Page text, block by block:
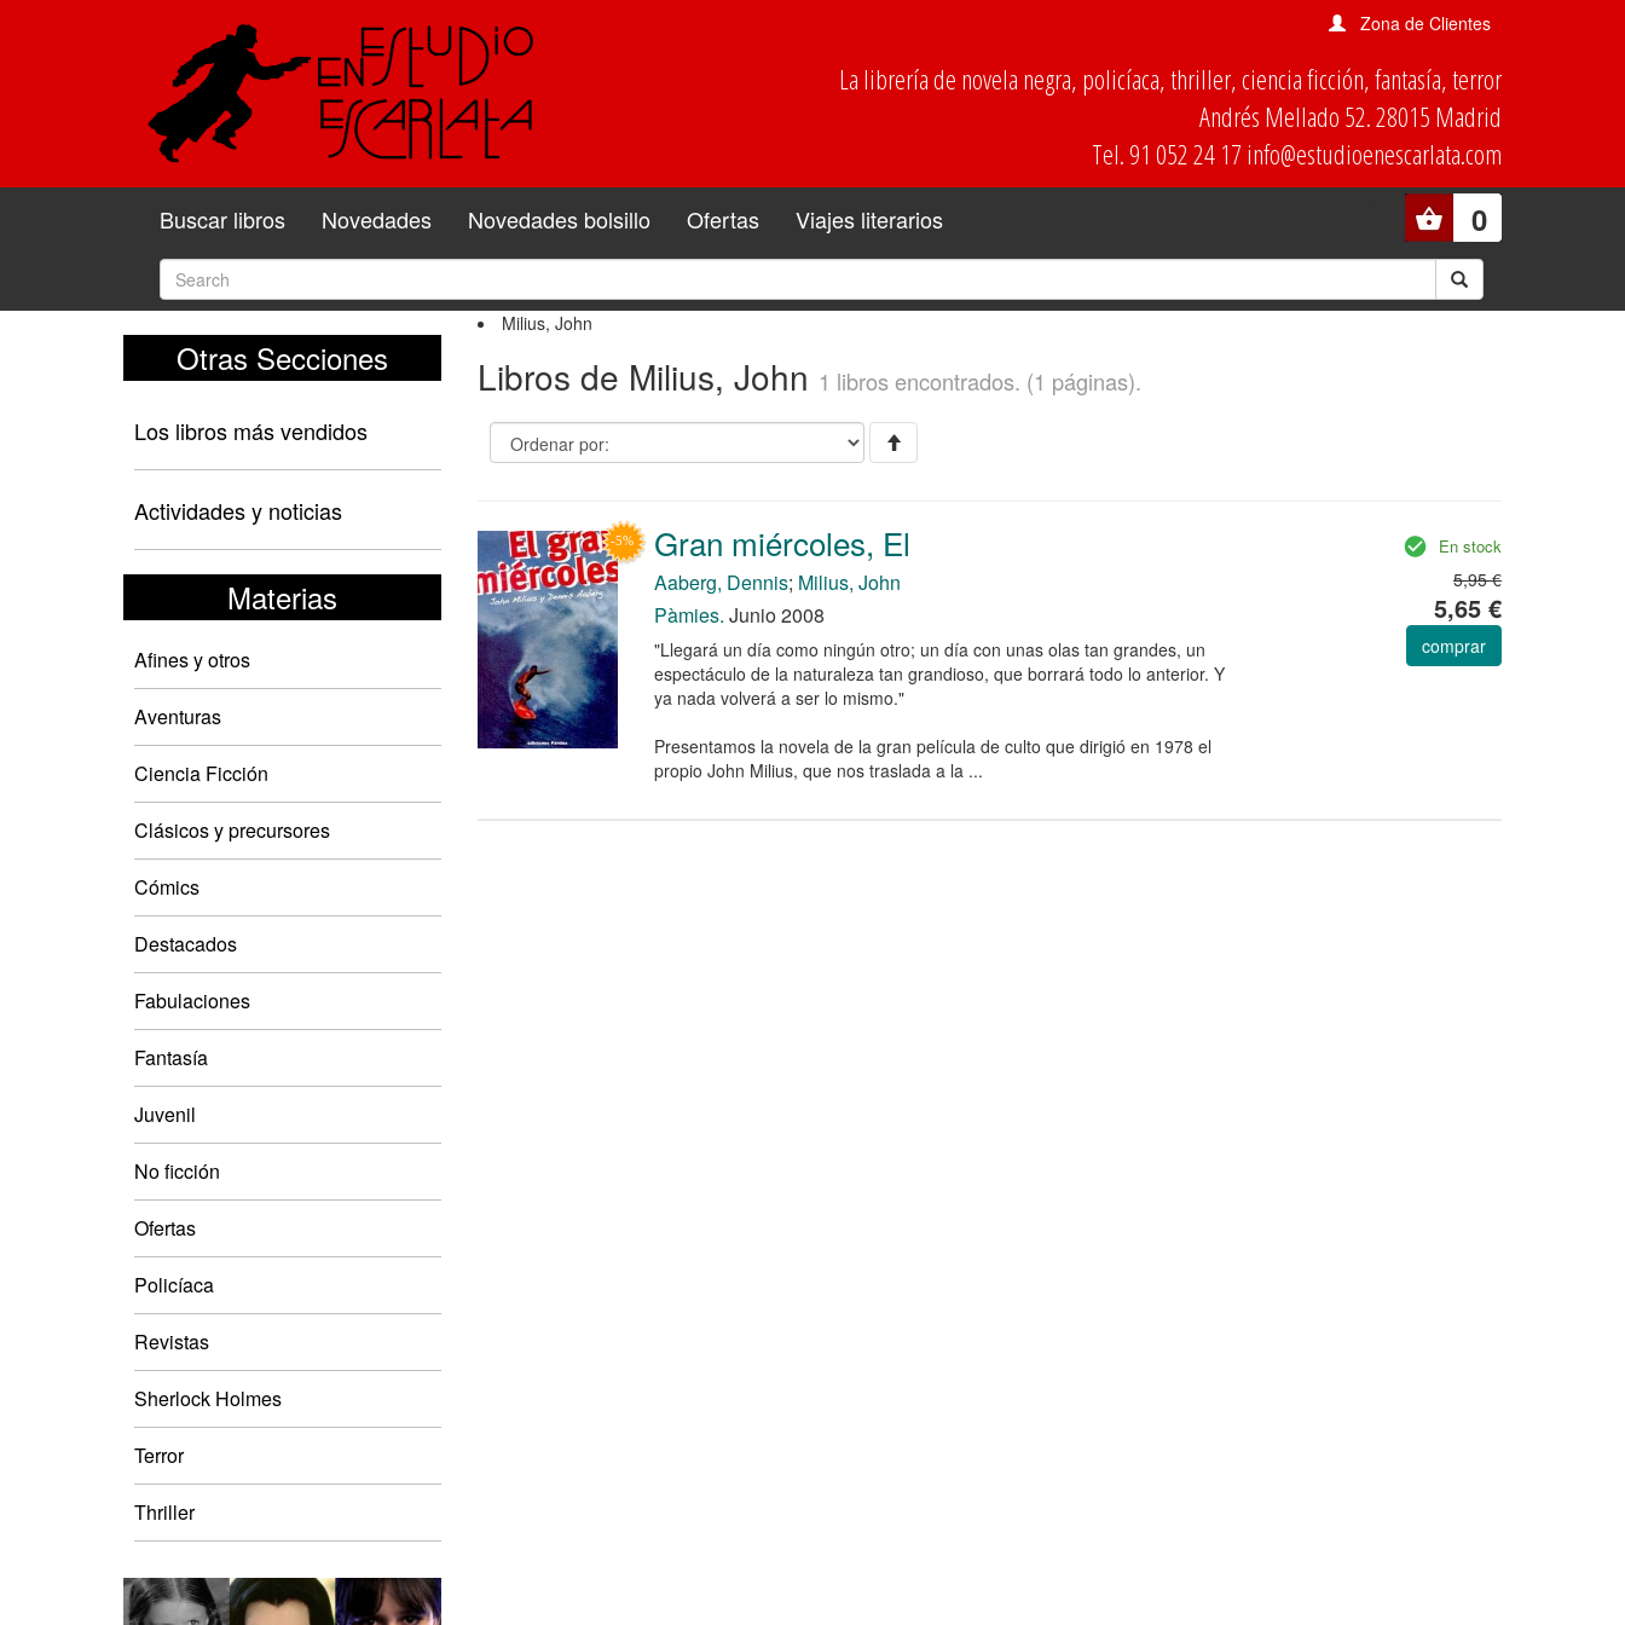
Zona de Clientes
La librería de novela negra, policíaca, thriller, ciencia ficción, fantasía, terror
Andrés Mellado 52. 28015 Madrid
Tel. 91 052 24 17 info@estudioenescarlata.com
0
Buscar libros Novedades Novedades bolsillo Ofertas Viajes literarios
Otras Secciones
Los libros más vendidos
Actividades y noticias
Materias
Afines y otros
Aventuras
Ciencia Ficción
Clásicos y precursores
Cómics
Destacados
Fabulaciones
Fantasía
Juvenil
No ficción
Ofertas
Policíaca
Revistas
Sherlock Holmes
Terror
Thriller
Milius, John
Libros de Milius, John 1 libros encontrados. (1 páginas).
Gran miércoles, El
Aaberg, Dennis; Milius, John
Pàmies. Junio 2008
"Llegará un día como ningún otro; un día con unas olas tan grandes, un
espectáculo de la naturaleza tan grandioso, que borrará todo lo anterior. Y
ya nada volverá a ser lo mismo."
Presentamos la novela de la gran película de culto que dirigió en 1978 el
propio John Milius, que nos traslada a la ...
En stock
5,95 €
5,65 €
comprar